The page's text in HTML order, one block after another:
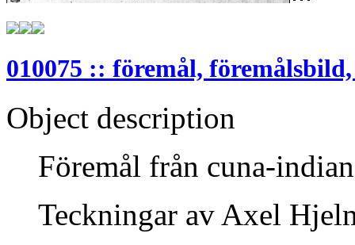
010075 :: föremål,
Object description
Föremål från cuna-
Teckningar av Axel